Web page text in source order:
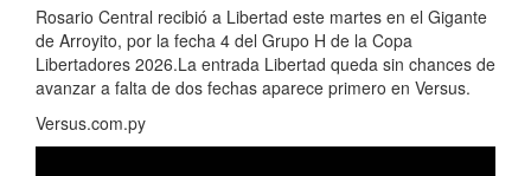
Rosario Central recibió a Libertad este martes en el Gigante
de Arroyito, por la fecha 4 del Grupo H de la Copa
Libertadores 2026.La entrada Libertad queda sin chances de
avanzar a falta de dos fechas aparece primero en Versus.
Versus.com.py